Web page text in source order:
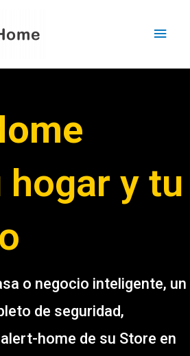
hogar y tu
o negocio inteligente, un
de seguridad,
home de su Store en